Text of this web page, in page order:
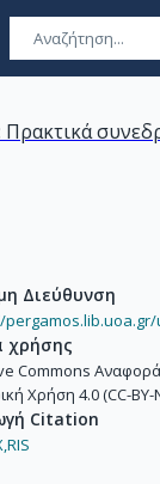
Διεύθυνση
χρήσης
Commons
Χρήση 4.0 (CC-BY-
Citation
RIS